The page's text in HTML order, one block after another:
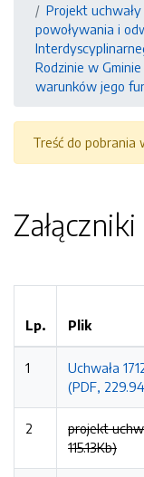
Projekt
powoływania i
Rodzinie w
warunków jego
Treść do pobrania
Lp. Plik
1
Uchwała
(PDF,
2
projekt
115.13Kb)